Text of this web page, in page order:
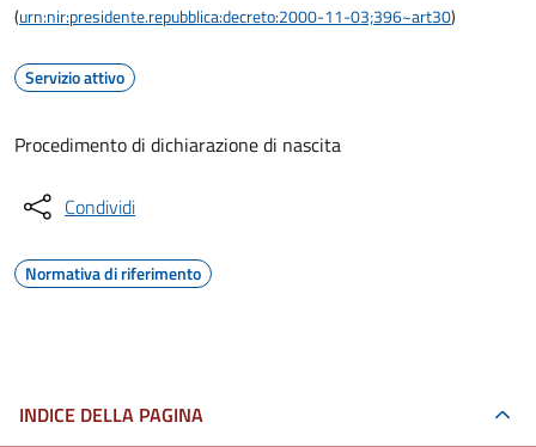
(urn:nir:presidente.repubblica:decreto:2000-11-03;396~art30)
Servizio attivo
Procedimento di dichiarazione di nascita
Condividi
Normativa di riferimento
INDICE DELLA PAGINA